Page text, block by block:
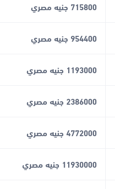
715800 جنيه مصري
954400 جنيه مصري
1193000 جنيه مصري
2386000 جنيه مصري
4772000 جنيه مصري
11930000 جنيه مصري